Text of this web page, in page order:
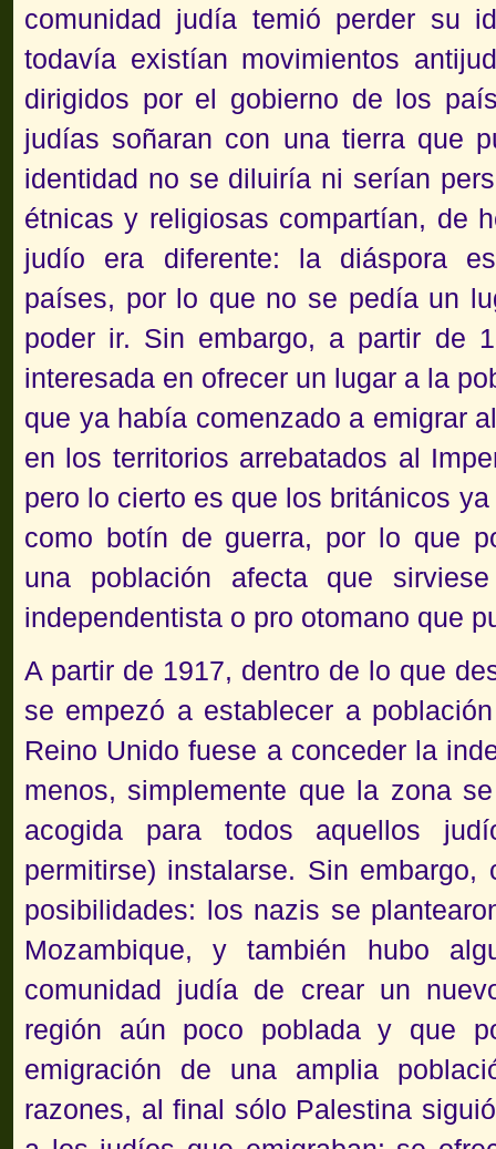
comunidad judía temió perder su
todavía existían movimientos
dirigidos por el gobierno de los
judías soñaran con una tierra que
identidad no se diluiría ni serían
étnicas y religiosas compartían, de
judío era diferente: la diáspora
países, por lo que no se pedía un
poder ir. Sin embargo, a partir de
interesada en ofrecer un lugar a la
que ya había comenzado a emigrar
en los territorios arrebatados al
pero lo cierto es que los británicos
como botín de guerra, por lo que
una población afecta que
independentista o pro otomano que
A partir de 1917, dentro de lo que
se empezó a establecer a
Reino Unido fuese a conceder la
menos, simplemente que la zona
acogida para todos aquellos
permitirse) instalarse. Sin
posibilidades: los nazis se
Mozambique, y también hubo
comunidad judía de crear un
región aún poco poblada y que
emigración de una amplia
razones, al final sólo Palestina